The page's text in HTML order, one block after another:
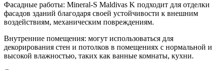
Фасадные работы: Mineral-S Maldivas K подходит для отделки
фасадов зданий благодаря своей устойчивости к внешним
воздействиям, механическим повреждениям.
Внутренние помещения: могут использоваться для
декорирования стен и потолков в помещениях с нормальной и
высокой влажностью, таких как ванные комнаты, кухни.